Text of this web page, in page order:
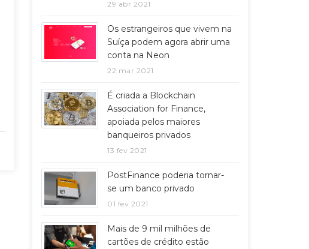
29 abr 2021
Os estrangeiros que vivem na
Suíça podem agora abrir uma
conta na Neon
22 mar 2021
É criada a Blockchain
Association for Finance,
apoiada pelos maiores
banqueiros privados
13 fev 2021
PostFinance poderia tornar-
se um banco privado
01 fev 2021
Mais de 9 mil milhões de
cartões de crédito estão